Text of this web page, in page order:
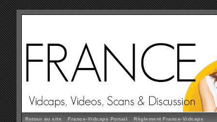
Retour au site France-Vidcaps Portail Règlement France-Vidcaps